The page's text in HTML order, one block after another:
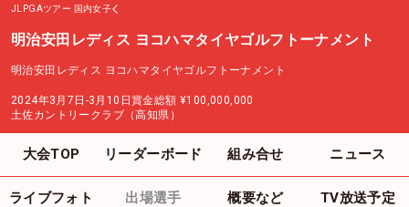
JLPGAツアー 国内女子
明治安田レディス ヨコハマタイヤゴルフトーナメント
明治安田レディス ヨコハマタイヤゴルフトーナメント
2024年3月7日-3月10日賞金総額 ¥100,000,000
土佐カントリークラブ（高知県）
大会TOP リーダーボード 組み合せ ニュース
ライブフォト 出場選手 概要など TV放送予定